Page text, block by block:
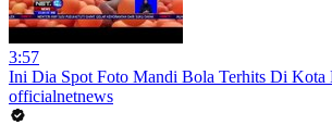
3:57
Ini Dia Spot Foto Mandi Bola Terhits Di Kota
officialnetnews